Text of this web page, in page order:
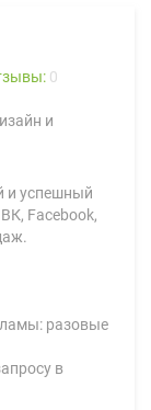
0
и
и успешный
Facebook,
разовые
в